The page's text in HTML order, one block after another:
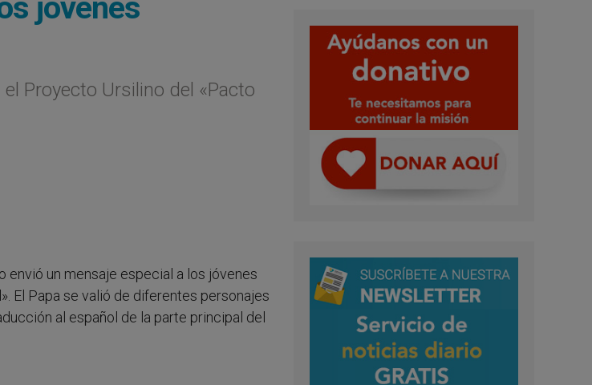
Proyecto Ursilino del «Pacto
envió un mensaje especial a los jóvenes
El Papa se valió de diferentes personajes
al español de la parte principal del